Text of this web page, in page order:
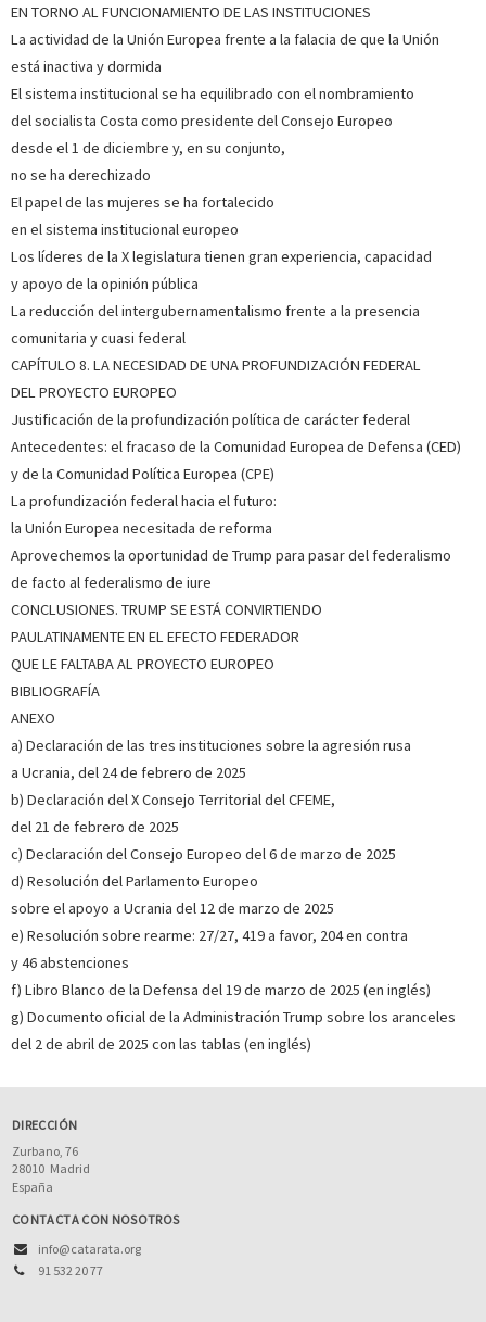
EN TORNO AL FUNCIONAMIENTO DE LAS INSTITUCIONES
La actividad de la Unión Europea frente a la falacia de que la Unión
está inactiva y dormida
El sistema institucional se ha equilibrado con el nombramiento
del socialista Costa como presidente del Consejo Europeo
desde el 1 de diciembre y, en su conjunto,
no se ha derechizado
El papel de las mujeres se ha fortalecido
en el sistema institucional europeo
Los líderes de la X legislatura tienen gran experiencia, capacidad
y apoyo de la opinión pública
La reducción del intergubernamentalismo frente a la presencia
comunitaria y cuasi federal
CAPÍTULO 8. LA NECESIDAD DE UNA PROFUNDIZACIÓN FEDERAL
DEL PROYECTO EUROPEO
Justificación de la profundización política de carácter federal
Antecedentes: el fracaso de la Comunidad Europea de Defensa (CED)
y de la Comunidad Política Europea (CPE)
La profundización federal hacia el futuro:
la Unión Europea necesitada de reforma
Aprovechemos la oportunidad de Trump para pasar del federalismo
de facto al federalismo de iure
CONCLUSIONES. TRUMP SE ESTÁ CONVIRTIENDO
PAULATINAMENTE EN EL EFECTO FEDERADOR
QUE LE FALTABA AL PROYECTO EUROPEO
BIBLIOGRAFÍA
ANEXO
a) Declaración de las tres instituciones sobre la agresión rusa
a Ucrania, del 24 de febrero de 2025
b) Declaración del X Consejo Territorial del CFEME,
del 21 de febrero de 2025
c) Declaración del Consejo Europeo del 6 de marzo de 2025
d) Resolución del Parlamento Europeo
sobre el apoyo a Ucrania del 12 de marzo de 2025
e) Resolución sobre rearme: 27/27, 419 a favor, 204 en contra
y 46 abstenciones
f) Libro Blanco de la Defensa del 19 de marzo de 2025 (en inglés)
g) Documento oficial de la Administración Trump sobre los aranceles
del 2 de abril de 2025 con las tablas (en inglés)
DIRECCIÓN
Zurbano, 76
28010 Madrid
España
CONTACTA CON NOSOTROS
info@catarata.org
91 532 20 77